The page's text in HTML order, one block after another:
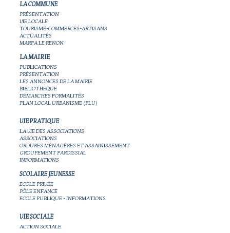
LA COMMUNE
PRÉSENTATION
VIE LOCALE
TOURISME-COMMERCES-ARTISANS
ACTUALITÉS
MARPA LE RENON
LA MAIRIE
PUBLICATIONS
PRÉSENTATION
LES ANNONCES DE LA MAIRIE
BIBLIOTHÈQUE
DÉMARCHES FORMALITÉS
PLAN LOCAL URBANISME (PLU)
VIE PRATIQUE
LA VIE DES ASSOCIATIONS
ASSOCIATIONS
ORDURES MÉNAGÈRES ET ASSAINISSEMENT
GROUPEMENT PAROISSIAL
INFORMATIONS
SCOLAIRE JEUNESSE
ECOLE PRIVÉE
PÔLE ENFANCE
ECOLE PUBLIQUE - INFORMATIONS
VIE SOCIALE
ACTION SOCIALE